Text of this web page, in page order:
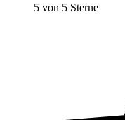
5 von 5 Sterne